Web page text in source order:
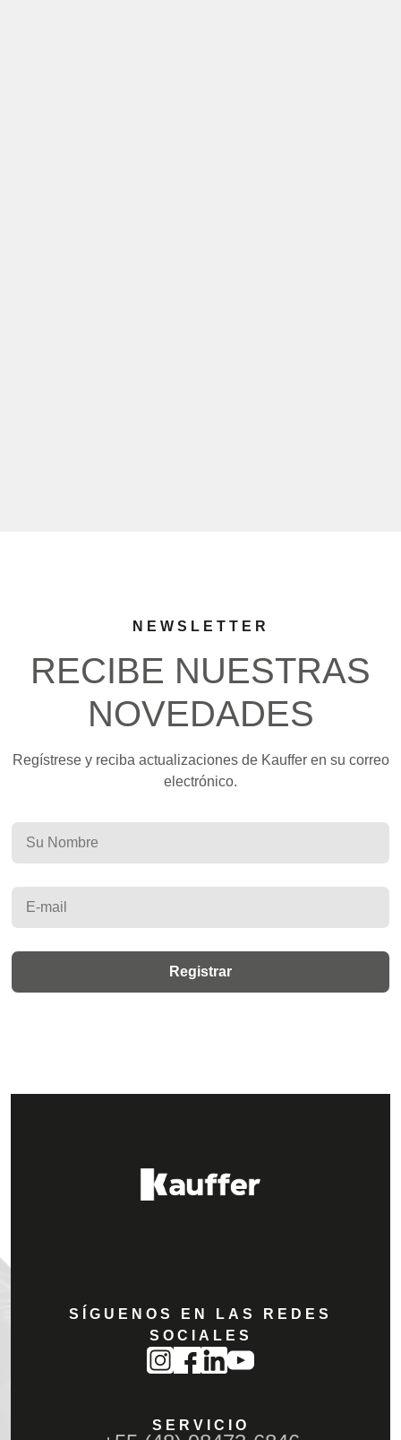
NEWSLETTER
RECIBE NUESTRAS
NOVEDADES
Regístrese y reciba actualizaciones de Kauffer en su correo
electrónico.
SÍGUENOS EN LAS REDES
SOCIALES
SERVICIO